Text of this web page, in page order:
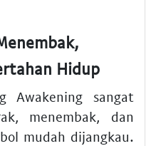
Hidup
Awakening sangat
menembak, dan
mudah dijangkau.